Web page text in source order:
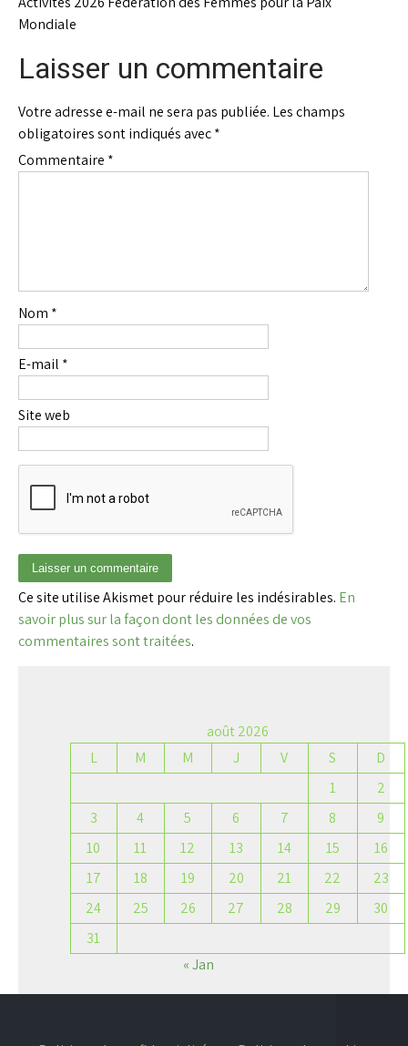
Mondiale
Laisser un commentaire
Votre adresse e-mail ne sera pas publiée. Les champs
obligatoires sont indiqués avec*
Commentaire *
Nom *
E-mail *
Site web
Ce site utilise Akismet pour réduire les indésirables. En
savoir plus sur la façon dont les données de vos
commentaires sont traitées.
août 2026
L
M M J V S
D
1
2
3
4 5 6 7 8
9
10
11 12 13 14 15
16
17
18 19 20 21 22
23
24
25 26 27 28 29
30
31
« Jan